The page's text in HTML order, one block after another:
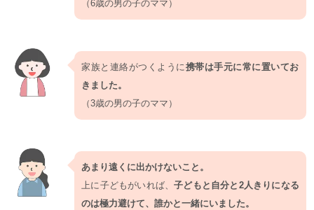
（6歳の男の子のママ）
家族と連絡がつくように携帯は手元に常に置いてお
きました。
（3歳の男の子のママ）
あまり遠くに出かけないこと。
上に子どもがいれば、子どもと自分と2人きりになる
のは極力避けて、誰かと一緒にいました。